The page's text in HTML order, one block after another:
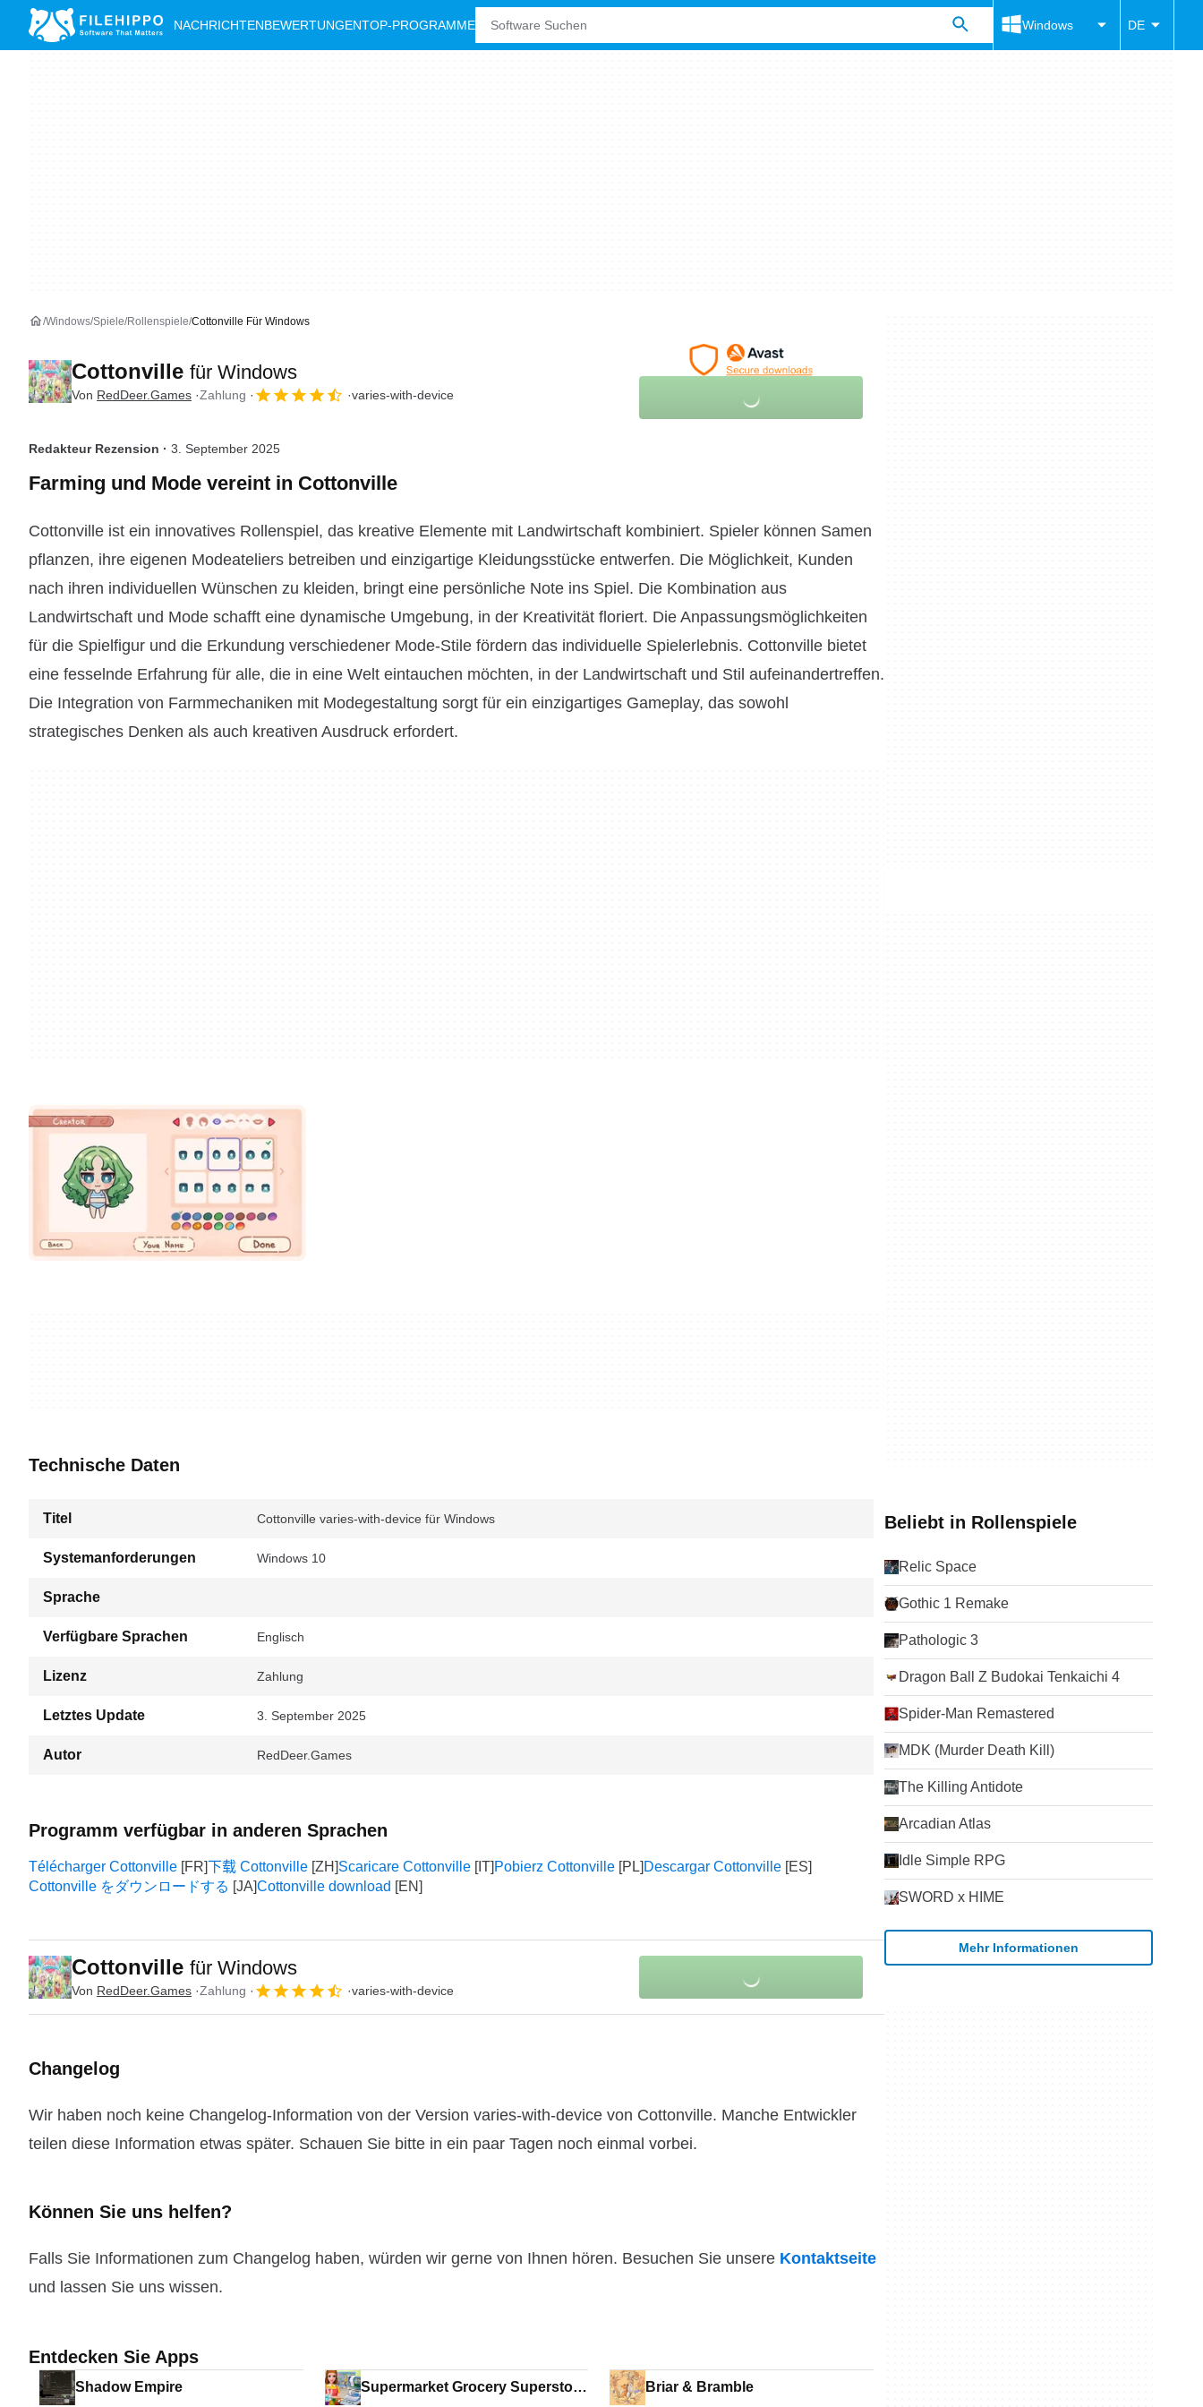
NACHRICHTENBEWERTUNGENTOP-PROGRAMME Windows DE
Windows Spiele Rollenspiele Cottonville Für Windows
Cottonville für Windows
Von RedDeer.Games Zahlung varies-with-device
Redakteur Rezension · 3. September 2025
Farming und Mode vereint in Cottonville
Cottonville ist ein innovatives Rollenspiel, das kreative Elemente mit Landwirtschaft kombiniert. Spieler können Samen
pflanzen, ihre eigenen Modeateliers betreiben und einzigartige Kleidungsstücke entwerfen. Die Möglichkeit, Kunden
nach ihren individuellen Wünschen zu kleiden, bringt eine persönliche Note ins Spiel. Die Kombination aus
Landwirtschaft und Mode schafft eine dynamische Umgebung, in der Kreativität floriert. Die Anpassungsmöglichkeiten
für die Spielfigur und die Erkundung verschiedener Mode-Stile fördern das individuelle Spielerlebnis. Cottonville bietet
eine fesselnde Erfahrung für alle, die in eine Welt eintauchen möchten, in der Landwirtschaft und Stil aufeinandertreffen.
Die Integration von Farmmechaniken mit Modegestaltung sorgt für ein einzigartiges Gameplay, das sowohl
strategisches Denken als auch kreativen Ausdruck erfordert.
Technische Daten
Titel Cottonville varies-with-device für Windows
Systemanforderungen Windows 10
Sprache
Verfügbare Sprachen Englisch
Lizenz Zahlung
Letztes Update 3. September 2025
Autor RedDeer.Games
Programm verfügbar in anderen Sprachen
Télécharger Cottonville 下载 Cottonville Scaricare Cottonville Pobierz Cottonville
Descargar Cottonville
Cottonville をダウンロードする
Cottonville download
Cottonville für Windows
Von RedDeer.Games Zahlung varies-with-device
Changelog
Wir haben noch keine Changelog-Information von der Version varies-with-device von Cottonville. Manche Entwickler
teilen diese Information etwas später. Schauen Sie bitte in ein paar Tagen noch einmal vorbei.
Können Sie uns helfen?
Falls Sie Informationen zum Changelog haben, würden wir gerne von Ihnen hören. Besuchen Sie unsere Kontaktseite
und lassen Sie uns wissen.
Entdecken Sie Apps
Shadow Empire
Supermarket Grocery Superstore
Briar & Bramble
Beliebt in Rollenspiele
Relic Space
Gothic 1 Remake
Pathologic 3
Dragon Ball Z Budokai Tenkaichi 4
Spider-Man Remastered
MDK (Murder Death Kill)
The Killing Antidote
Arcadian Atlas
Idle Simple RPG
SWORD x HIME
Mehr Informationen